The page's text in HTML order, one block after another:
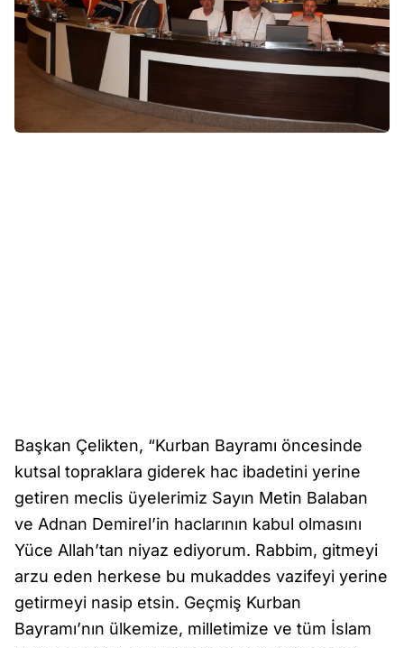
Başkan Çelikten, “Kurban Bayramı öncesinde
kutsal topraklara giderek hac ibadetini yerine
getiren meclis üyelerimiz Sayın Metin Balaban
ve Adnan Demirel’in haclarının kabul olmasını
Yüce Allah’tan niyaz ediyorum. Rabbim, gitmeyi
arzu eden herkese bu mukaddes vazifeyi yerine
getirmeyi nasip etsin. Geçmiş Kurban
Bayramı’nın ülkemize, milletimize ve tüm İslam